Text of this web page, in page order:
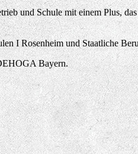
und Schule mit einem Plus,
I Rosenheim und Staatliche
Bayern.